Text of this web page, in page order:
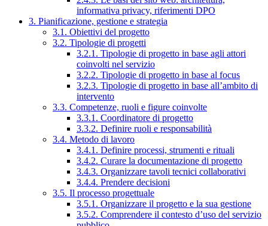
informativa privacy, riferimenti DPO
3. Pianificazione, gestione e strategia
3.1. Obiettivi del progetto
3.2. Tipologie di progetti
3.2.1. Tipologie di progetto in base agli attori
coinvolti nel servizio
3.2.2. Tipologie di progetto in base al focus
3.2.3. Tipologie di progetto in base all’ambito di
intervento
3.3. Competenze, ruoli e figure coinvolte
3.3.1. Coordinatore di progetto
3.3.2. Definire ruoli e responsabilità
3.4. Metodo di lavoro
3.4.1. Definire processi, strumenti e rituali
3.4.2. Curare la documentazione di progetto
3.4.3. Organizzare tavoli tecnici collaborativi
3.4.4. Prendere decisioni
3.5. Il processo progettuale
3.5.1. Organizzare il progetto e la sua gestione
3.5.2. Comprendere il contesto d’uso del servizio